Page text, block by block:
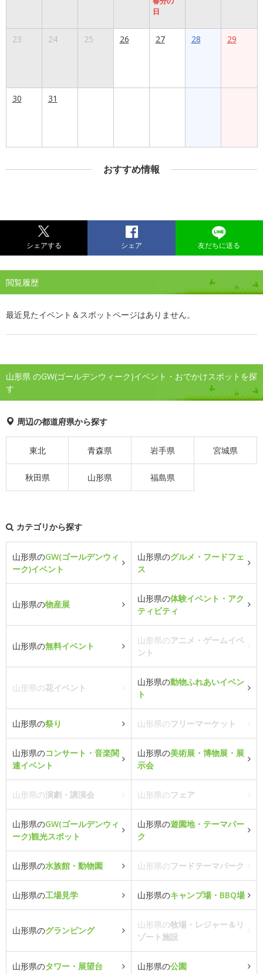
日
23 24 25 26 27 28 29
30 31
おすすめ情報
シェアする シェア 友だちに送る
閲覧履歴
最近見たイベント＆スポットページはありません。
山形県 のGW(ゴールデンウィーク)イベント・おでかけスポットを探
す
周辺の都道府県から探す
東北 青森県 岩手県 宮城県
秋田県 山形県 福島県
カテゴリから探す
山形県のGW(ゴールデンウィ
ーク)イベント
山形県のグルメ・フードフェ
ス
山形県の物産展
山形県の体験イベント・アク
ティビティ
山形県の無料イベント
山形県のアニメ・ゲームイベ
ント
山形県の花イベント
山形県の動物ふれあいイベン
ト
山形県の祭り 山形県のフリーマーケット
山形県のコンサート・音楽関
連イベント
山形県の美術展・博物展・展
示会
山形県の演劇・講演会 山形県のフェア
山形県のGW(ゴールデンウィ
ーク)観光スポット
山形県の遊園地・テーマパー
ク
山形県の水族館・動物園 山形県のフードテーマパーク
山形県の工場見学 山形県のキャンプ場・BBQ場
山形県のグランピング
山形県の牧場・レジャー＆リ
ゾート施設
山形県のタワー・展望台 山形県の公園